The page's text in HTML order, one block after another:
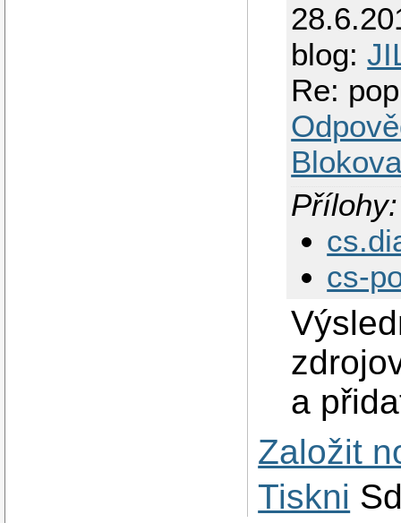
blog:
Re:
Přílohy:
cs-
a
Založit
Tiskni